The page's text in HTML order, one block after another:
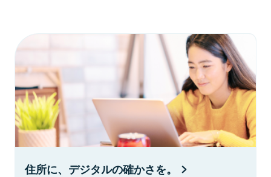
住所に、デジタルの確かさを。